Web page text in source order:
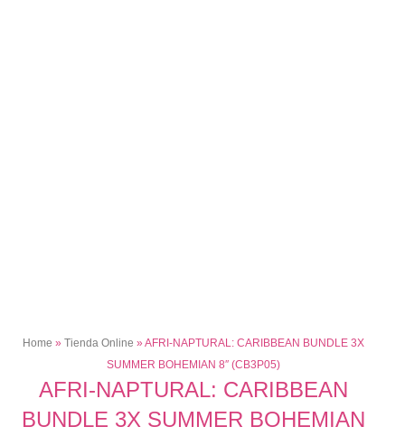
Home » Tienda Online » AFRI-NAPTURAL: CARIBBEAN BUNDLE 3X
SUMMER BOHEMIAN 8″ (CB3P05)
AFRI-NAPTURAL: CARIBBEAN
BUNDLE 3X SUMMER BOHEMIAN